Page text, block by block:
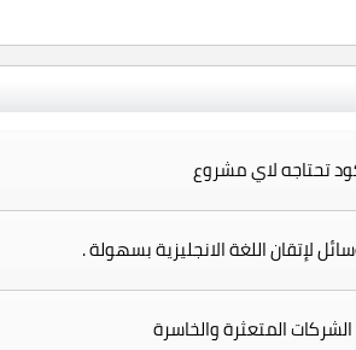
تحتاجه لاي مشروع
المتعثرة والخاسرة